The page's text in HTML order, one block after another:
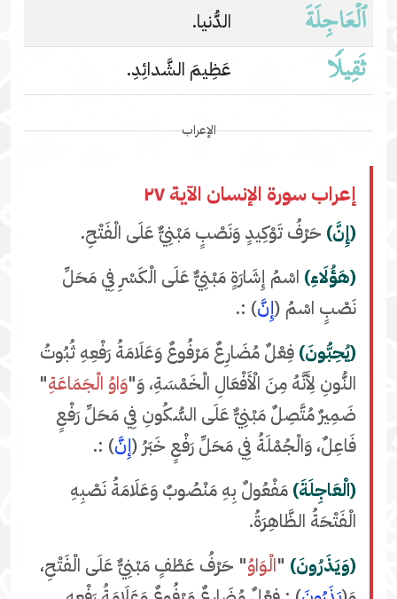
ٱلۡعَاجِلَةَ الدُّنيا.
ثَقِیلࣰا عَظِيمَ الشَّدائِدِ.
الإعراب
إعراب سورة الإنسان الآية ٢٧
(إِنَّ) حَرْفُ تَوْكِيدٍ وَنَصْبٍ مَبْنِيٌّ عَلَى الْفَتْحِ.
(هَؤُلَاءِ) اسْمُ إِشَارَةٍ مَبْنِيٌّ عَلَى الْكَسْرِ فِي مَحَلِّ
نَصْبٍ اسْمُ (إِنَّ) :.
(يُحِبُّونَ) فِعْلٌ مُضَارِعٌ مَرْفُوعٌ وَعَلَامَةُ رَفْعِهِ ثُبُوتُ
النُّونِ لِأَنَّهُ مِنَ الْأَفْعَالِ الْخَمْسَةِ، وَ"وَاوُ الْجَمَاعَةِ"
ضَمِيرٌ مُتَّصِلٌ مَبْنِيٌّ عَلَى السُّكُونِ فِي مَحَلِّ رَفْعٍ
فَاعِلٌ، وَالْجُمْلَةُ فِي مَحَلِّ رَفْعٍ خَبَرُ (إِنَّ) :.
(الْعَاجِلَةَ) مَفْعُولٌ بِهِ مَنْصُوبٌ وَعَلَامَةُ نَصْبِهِ
الْفَتْحَةُ الظَّاهِرَةُ.
(وَيَذَرُونَ) "الْوَاوُ" حَرْفُ عَطْفٍ مَبْنِيٌّ عَلَى الْفَتْحِ،